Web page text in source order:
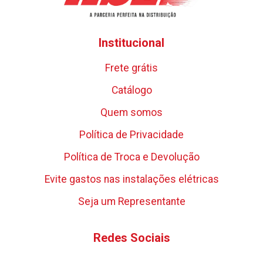
Institucional
Frete grátis
Catálogo
Quem somos
Política de Privacidade
Política de Troca e Devolução
Evite gastos nas instalações elétricas
Seja um Representante
Redes Sociais